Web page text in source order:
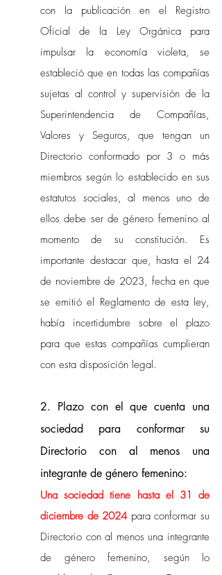
con la publicación en el Registro
Oficial de la Ley Orgánica para
impulsar la economía violeta, se
estableció que en todas las compañías
sujetas al control y supervisión de la
Superintendencia de Compañías,
Valores y Seguros, que tengan un
Directorio conformado por 3 o más
miembros según lo establecido en sus
estatutos sociales, al menos uno de
ellos debe ser de género femenino al
momento de su constitución. Es
importante destacar que, hasta el 24
de noviembre de 2023, fecha en que
se emitió el Reglamento de esta ley,
había incertidumbre sobre el plazo
para que estas compañías cumplieran
con esta disposición legal.
2. Plazo con el que cuenta una
sociedad para conformar su
Directorio con al menos una
integrante de género femenino:
Una sociedad tiene hasta el 31 de
diciembre de 2024 para conformar su
Directorio con al menos una integrante
de género femenino, según lo